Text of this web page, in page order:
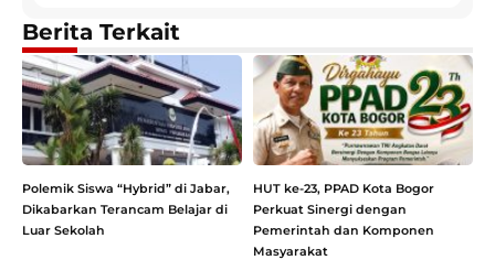
Berita Terkait
Polemik Siswa “Hybrid” di Jabar,
Dikabarkan Terancam Belajar di
Luar Sekolah
HUT ke-23, PPAD Kota Bogor
Perkuat Sinergi dengan
Pemerintah dan Komponen
Masyarakat